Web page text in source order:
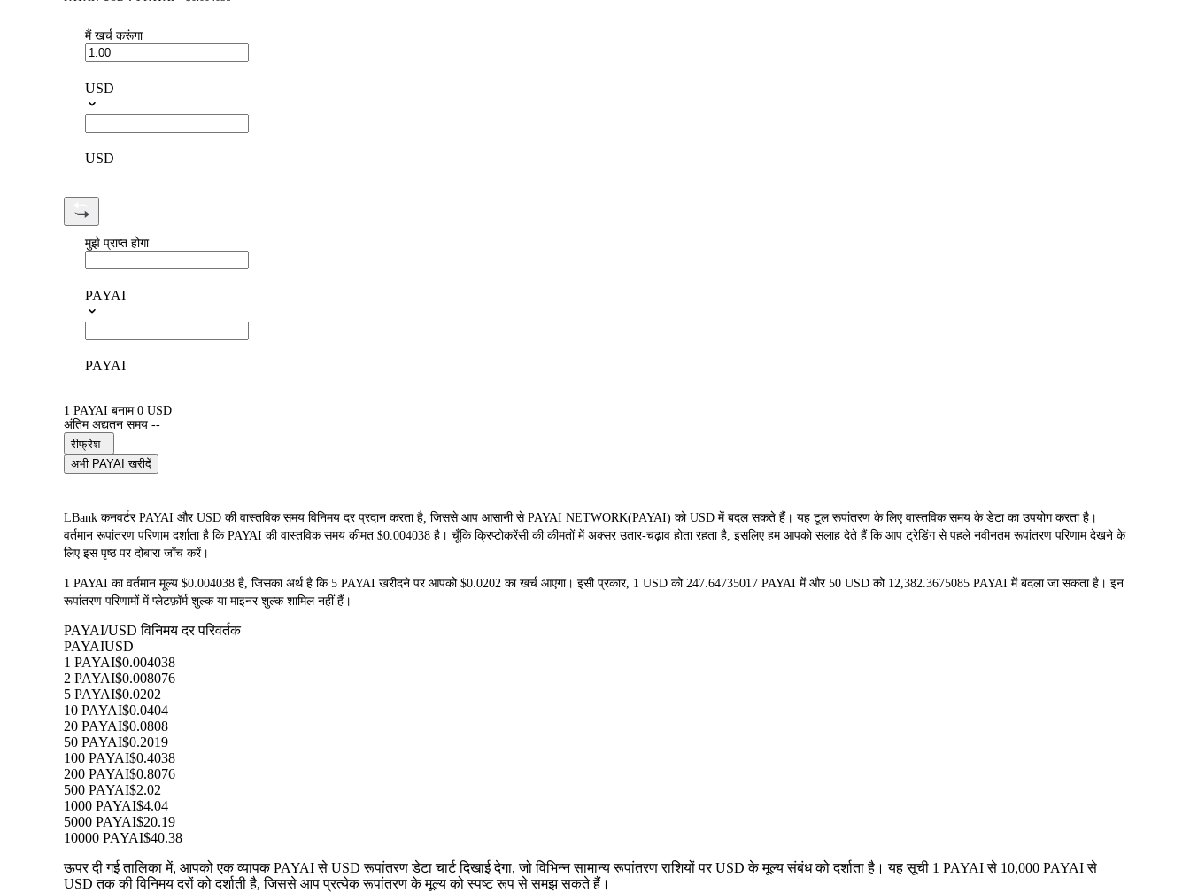
मैं खर्च करूंगा
USD
USD
मुझे प्राप्त होगा
PAYAI
PAYAI
1 PAYAI बनाम 0 USD
अंतिम अद्यतन समय --
रीफ्रेश
अभी PAYAI खरीदें
LBank कनवर्टर PAYAI और USD की वास्तविक समय विनिमय दर प्रदान करता है, जिससे आप आसानी से PAYAI NETWORK(PAYAI) को USD में बदल सकते हैं। यह टूल रूपांतरण के लिए वास्तविक समय के डेटा का उपयोग करता है।
वर्तमान रूपांतरण परिणाम दर्शाता है कि PAYAI की वास्तविक समय कीमत $0.004038 है। चूँकि क्रिप्टोकरेंसी की कीमतों में अक्सर उतार-चढ़ाव होता रहता है, इसलिए हम आपको सलाह देते हैं कि आप ट्रेडिंग से पहले नवीनतम रूपांतरण परिणाम देखने के
लिए इस पृष्ठ पर दोबारा जाँच करें।
1 PAYAI का वर्तमान मूल्य $0.004038 है, जिसका अर्थ है कि 5 PAYAI खरीदने पर आपको $0.0202 का खर्च आएगा। इसी प्रकार, 1 USD को 247.64735017 PAYAI में और 50 USD को 12,382.3675085 PAYAI में बदला जा सकता है। इन
रूपांतरण परिणामों में प्लेटफ़ॉर्म शुल्क या माइनर शुल्क शामिल नहीं हैं।
PAYAI/USD विनिमय दर परिवर्तक
PAYAIUSD
1 PAYAI$0.004038
2 PAYAI$0.008076
5 PAYAI$0.0202
10 PAYAI$0.0404
20 PAYAI$0.0808
50 PAYAI$0.2019
100 PAYAI$0.4038
200 PAYAI$0.8076
500 PAYAI$2.02
1000 PAYAI$4.04
5000 PAYAI$20.19
10000 PAYAI$40.38
ऊपर दी गई तालिका में, आपको एक व्यापक PAYAI से USD रूपांतरण डेटा चार्ट दिखाई देगा, जो विभिन्न सामान्य रूपांतरण राशियों पर USD के मूल्य संबंध को दर्शाता है। यह सूची 1 PAYAI से 10,000 PAYAI से
USD तक की विनिमय दरों को दर्शाती है, जिससे आप प्रत्येक रूपांतरण के मूल्य को स्पष्ट रूप से समझ सकते हैं।